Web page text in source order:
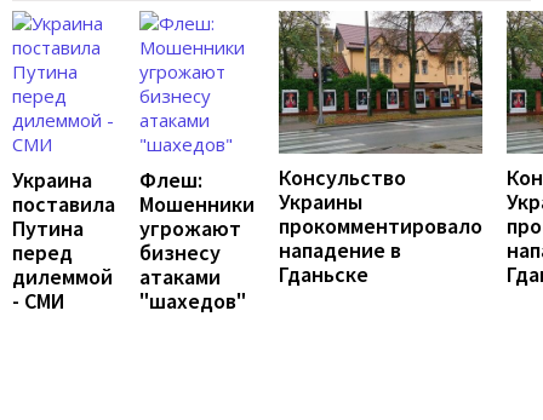
Украина
поставила
Путина
перед
дилеммой
- СМИ
Флеш:
Мошенники
угрожают
бизнесу
атаками
"шахедов"
Консульство
Украины
прокомментировало
нападение в
Гданьске